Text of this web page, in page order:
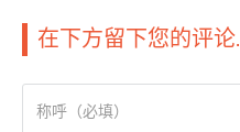
在下方留下您的评论.